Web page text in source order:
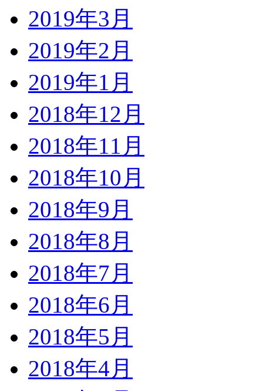
2019年3月
2019年2月
2019年1月
2018年12月
2018年11月
2018年10月
2018年9月
2018年8月
2018年7月
2018年6月
2018年5月
2018年4月